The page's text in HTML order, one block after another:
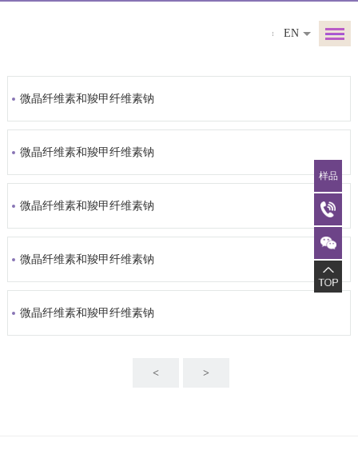
EN
微晶纤维素和羧甲纤维素钠
微晶纤维素和羧甲纤维素钠
微晶纤维素和羧甲纤维素钠
微晶纤维素和羧甲纤维素钠
微晶纤维素和羧甲纤维素钠
< >
样品